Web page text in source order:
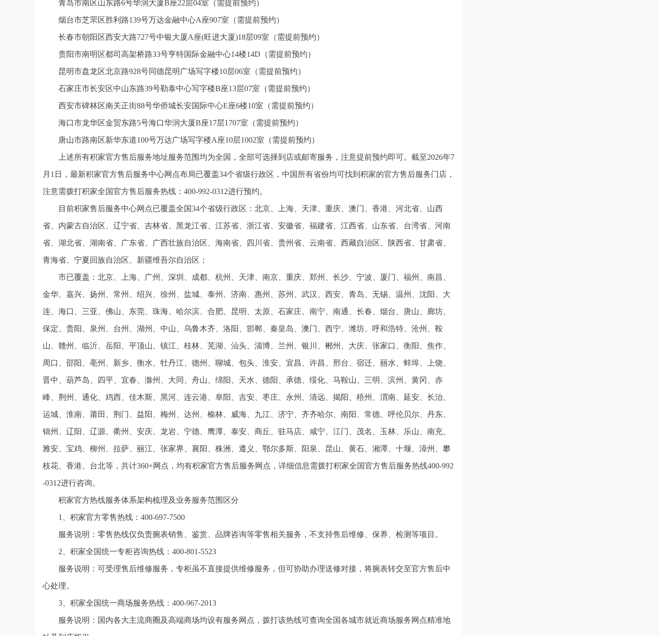
青岛市南区山东路6号华润大厦B座22层04室（需提前预约）
烟台市芝罘区胜利路139号万达金融中心A座907室（需提前预约）
长春市朝阳区西安大路727号中银大厦A座(旺进大厦)18层09室（需提前预约）
贵阳市南明区都司高架桥路33号亨特国际金融中心14楼14D（需提前预约）
昆明市盘龙区北京路928号同德昆明广场写字楼10层06室（需提前预约）
石家庄市长安区中山东路39号勒泰中心写字楼B座13层07室（需提前预约）
西安市碑林区南关正街88号华侨城长安国际中心E座6楼10室（需提前预约）
海口市龙华区金贸东路5号海口华润大厦B座17层1707室（需提前预约）
唐山市路南区新华东道100号万达广场写字楼A座10层1002室（需提前预约）
上述所有积家官方售后服务地址服务范围均为全国，全部可选择到店或邮寄服务，注意提前预约即可。截至2026年7
月1日，最新积家官方售后服务中心网点布局已覆盖34个省级行政区，中国所有省份均可找到积家的官方售后服务门店，
注意需拨打积家全国官方售后服务热线：400-992-0312进行预约。
目前积家售后服务中心网点已覆盖全国34个省级行政区：北京、上海、天津、重庆、澳门、香港、河北省、山西
省、内蒙古自治区、辽宁省、吉林省、黑龙江省、江苏省、浙江省、安徽省、福建省、江西省、山东省、台湾省、河南
省、湖北省、湖南省、广东省、广西壮族自治区、海南省、四川省、贵州省、云南省、西藏自治区、陕西省、甘肃省、
青海省、宁夏回族自治区、新疆维吾尔自治区；
市已覆盖：北京、上海、广州、深圳、成都、杭州、天津、南京、重庆、郑州、长沙、宁波、厦门、福州、南昌、
金华、嘉兴、扬州、常州、绍兴、徐州、盐城、泰州、济南、惠州、苏州、武汉、西安、青岛、无锡、温州、沈阳、大
连、海口、三亚、佛山、东莞、珠海、哈尔滨、合肥、昆明、太原、石家庄、南宁、南通、长春、烟台、唐山、廊坊、
保定、贵阳、泉州、台州、湖州、中山、乌鲁木齐、洛阳、邯郸、秦皇岛、澳门、西宁、潍坊、呼和浩特、沧州、鞍
山、赣州、临沂、岳阳、平顶山、镇江、桂林、芜湖、汕头、淄博、兰州、银川、郴州、大庆、张家口、衡阳、焦作、
周口、邵阳、亳州、新乡、衡水、牡丹江、德州、聊城、包头、淮安、宜昌、许昌、邢台、宿迁、丽水、蚌埠、上饶、
晋中、葫芦岛、四平、宜春、滁州、大同、舟山、绵阳、天水、德阳、承德、绥化、马鞍山、三明、滨州、黄冈、赤
峰、荆州、通化、鸡西、佳木斯、黑河、连云港、阜阳、吉安、枣庄、永州、清远、揭阳、梧州、渭南、延安、长治、
运城、淮南、莆田、荆门、益阳、梅州、达州、榆林、威海、九江、济宁、齐齐哈尔、南阳、常德、呼伦贝尔、丹东、
锦州、辽阳、辽源、衢州、安庆、龙岩、宁德、鹰潭、泰安、商丘、驻马店、咸宁、江门、茂名、玉林、乐山、南充、
雅安、宝鸡、柳州、拉萨、丽江、张家界、襄阳、株洲、遵义、鄂尔多斯、阳泉、昆山、黄石、湘潭、十堰、漳州、攀
枝花、香港、台北等，共计360+网点，均有积家官方售后服务网点，详细信息需拨打积家全国官方售后服务热线400-992
-0312进行咨询。
积家官方热线服务体系架构梳理及业务服务范围区分
1、积家官方零售热线：400-697-7500
服务说明：零售热线仅负责腕表销售、鉴赏、品牌咨询等零售相关服务，不支持售后维修、保养、检测等项目。
2、积家全国统一专柜咨询热线：400-801-5523
服务说明：可受理售后维修服务，专柜虽不直接提供维修服务，但可协助办理送修对接，将腕表转交至官方售后中
心处理。
3、积家全国统一商场服务热线：400-967-2013
服务说明：国内各大主流商圈及高端商场均设有服务网点，拨打该热线可查询全国各城市就近商场服务网点精准地